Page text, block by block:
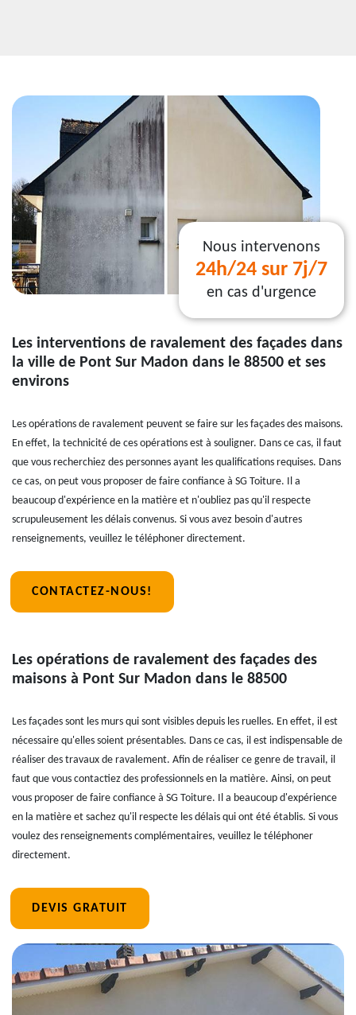
Nous intervenons
24h/24 sur 7j/7
en cas d'urgence
Les interventions de ravalement des façades dans
la ville de Pont Sur Madon dans le 88500 et ses
environs
Les opérations de ravalement peuvent se faire sur les façades des maisons.
En effet, la technicité de ces opérations est à souligner. Dans ce cas, il faut
que vous recherchiez des personnes ayant les qualifications requises. Dans
ce cas, on peut vous proposer de faire confiance à SG Toiture. Il a
beaucoup d'expérience en la matière et n'oubliez pas qu'il respecte
scrupuleusement les délais convenus. Si vous avez besoin d'autres
renseignements, veuillez le téléphoner directement.
CONTACTEZ-NOUS!
Les opérations de ravalement des façades des
maisons à Pont Sur Madon dans le 88500
Les façades sont les murs qui sont visibles depuis les ruelles. En effet, il est
nécessaire qu'elles soient présentables. Dans ce cas, il est indispensable de
réaliser des travaux de ravalement. Afin de réaliser ce genre de travail, il
faut que vous contactiez des professionnels en la matière. Ainsi, on peut
vous proposer de faire confiance à SG Toiture. Il a beaucoup d'expérience
en la matière et sachez qu'il respecte les délais qui ont été établis. Si vous
voulez des renseignements complémentaires, veuillez le téléphoner
directement.
DEVIS GRATUIT